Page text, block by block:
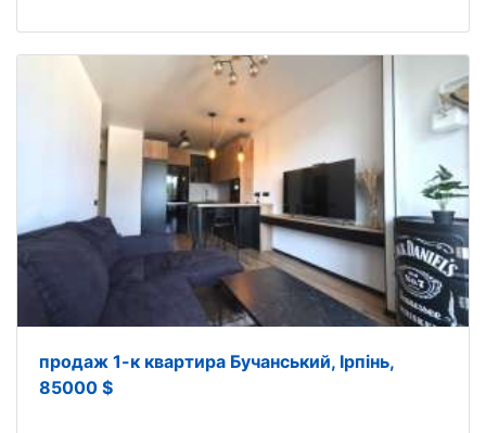
продаж 1-к квартира Бучанський, Ірпінь,
85000 $